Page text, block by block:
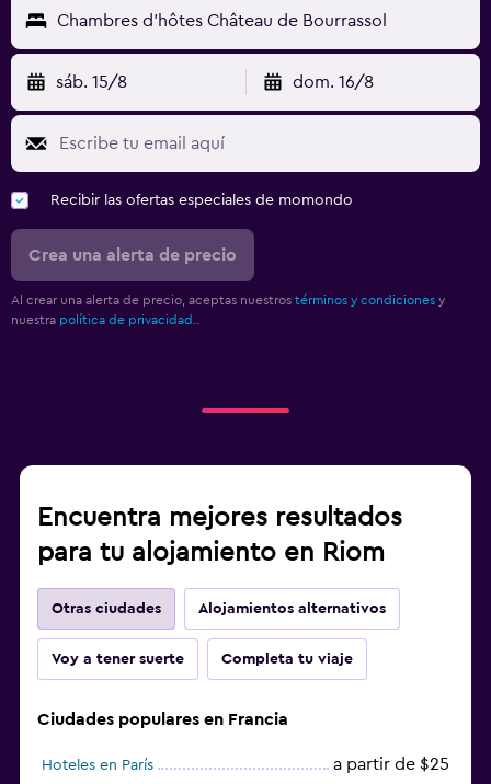
Chambres d'hôtes Château de Bourrassol
sáb. 15/8 dom. 16/8
Recibir las ofertas especiales de momondo
Crea una alerta de precio
Al crear una alerta de precio, aceptas nuestros términos y condiciones y
nuestra política de privacidad.
Encuentra mejores resultados
para tu alojamiento en Riom
Otras ciudades Alojamientos alternativos
Voy a tener suerte Completa tu viaje
Ciudades populares en Francia
Hoteles en París a partir de $25